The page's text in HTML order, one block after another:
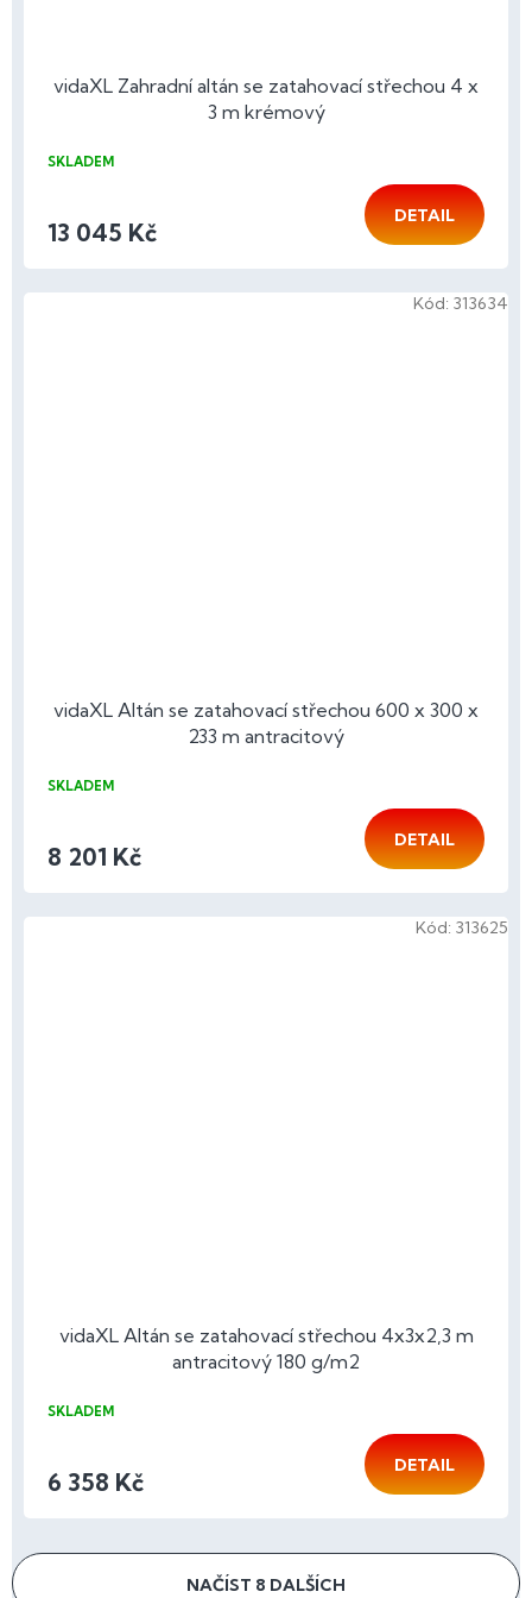
vidaXL Zahradní altán se zatahovací střechou 4 x
3 m krémový
SKLADEM
13 045 Kč
DETAIL
vidaXL Altán se zatahovací střechou 600 x 300 x
233 m antracitový
SKLADEM
8 201 Kč
DETAIL
Kód: 313634
vidaXL Altán se zatahovací střechou 4x3x2,3 m
antracitový 180 g/m2
SKLADEM
6 358 Kč
DETAIL
Kód: 313625
NAČÍST 8 DALŠÍCH